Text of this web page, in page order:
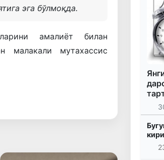
эга бўлмоқда.
амалиёт билан
малакали мутахассис